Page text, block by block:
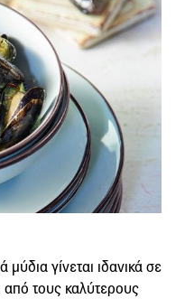
γίνεται ιδανικά σε
από τους καλύτερους